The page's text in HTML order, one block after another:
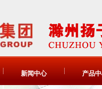
新闻中心 产品